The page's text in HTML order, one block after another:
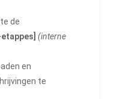
de
(interne
en
te